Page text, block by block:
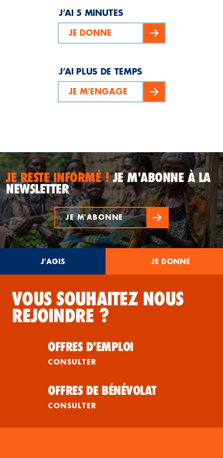
J’AI 5 MINUTES
JE DONNE
J’AI PLUS DE TEMPS
JE M'ENGAGE
JE RESTE INFORMÉ !JE M'ABONNE À LA
NEWSLETTER
JE M'ABONNE
J'AGIS JE DONNE
VOUS SOUHAITEZ NOUS
REJOINDRE ?
OFFRES D'EMPLOI
CONSULTER
OFFRES DE BÉNÉVOLAT
CONSULTER